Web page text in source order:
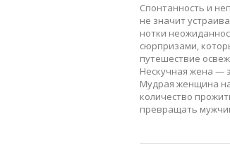
Спонтанность и
не значит
нотки
сюрпризами,
путешествие
Нескучная жена —
Мудрая женщина
количество
превращать